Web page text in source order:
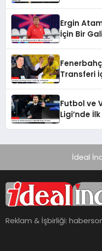
Ergin
İçin Bir
Transferi
Futbol ve
Ligi’nde
İdeal
Reklam & İşbirliği: